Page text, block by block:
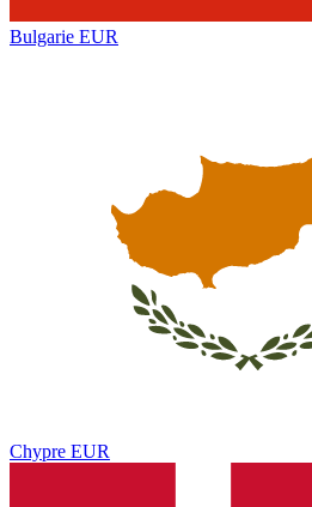
Bulgarie EUR
Chypre EUR